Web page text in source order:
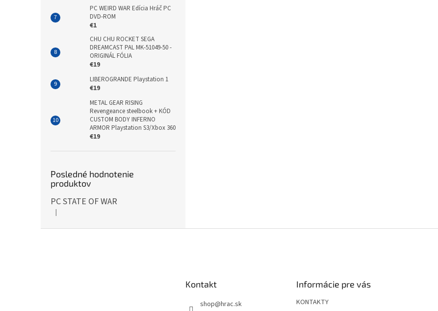
PC WEIRD WAR Edícia Hráč PC
DVD-ROM
€1
CHU CHU ROCKET SEGA
DREAMCAST PAL MK-51049-50 -
ORIGINÁL FÓLIA
€19
LIBEROGRANDE Playstation 1
€19
METAL GEAR RISING
Revengeance steelbook + KÓD
CUSTOM BODY INFERNO
ARMOR Playstation S3/Xbox 360
€19
Posledné hodnotenie
produktov
PC STATE OF WAR
Hodnotenie produktu je 5 z 5 hviezdičiek.
|
Kontakt
shop@hrac.sk
Informácie pre vás
KONTAKTY